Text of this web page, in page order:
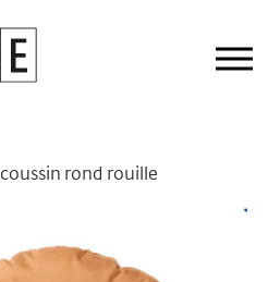
coussin rond rouille